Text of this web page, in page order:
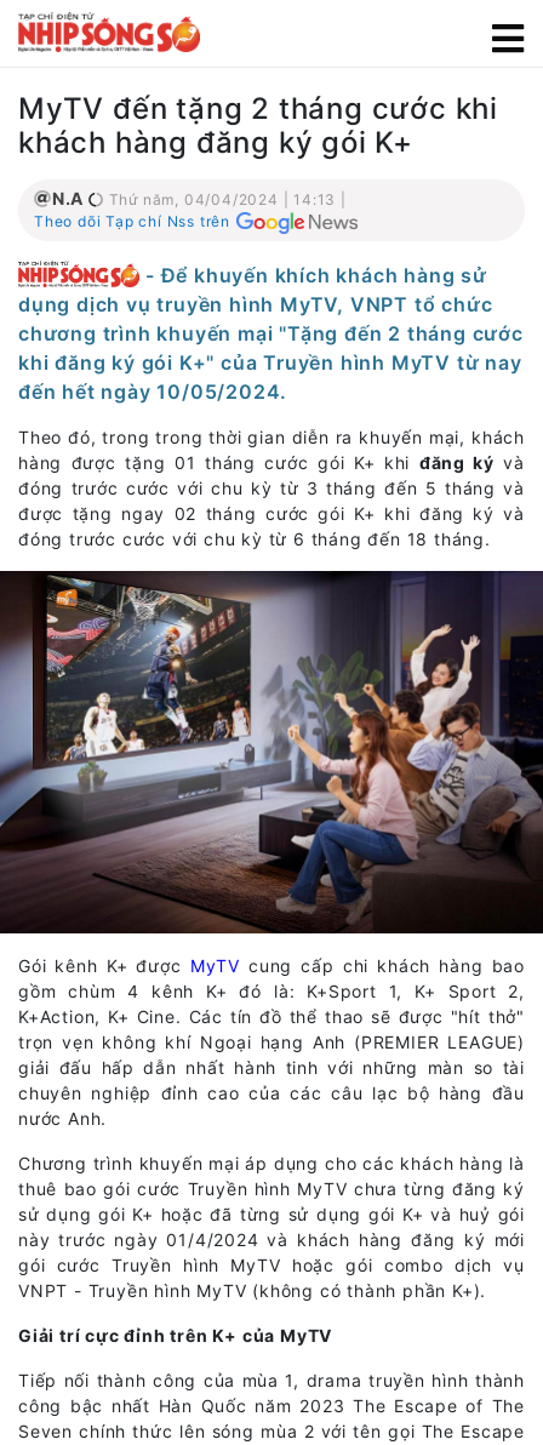
MyTV đến tặng 2 tháng cước khi
khách hàng đăng ký gói K+
N.A
Thứ năm, 04/04/2024 | 14:13 |
Theo dõi Tạp chí Nss trên
- Để khuyến khích khách hàng sử
dụng dịch vụ truyền hình MyTV, VNPT tổ chức
chương trình khuyến mại "Tặng đến 2 tháng cước
khi đăng ký gói K+" của Truyền hình MyTV từ nay
đến hết ngày 10/05/2024.
Theo đó, trong trong thời gian diễn ra khuyến mại, khách
hàng được tặng 01 tháng cước gói K+ khi đăng ký và
đóng trước cước với chu kỳ từ 3 tháng đến 5 tháng và
được tặng ngay 02 tháng cước gói K+ khi đăng ký và
đóng trước cước với chu kỳ từ 6 tháng đến 18 tháng.
Gói kênh K+ được MyTV cung cấp chi khách hàng bao
gồm chùm 4 kênh K+ đó là: K+Sport 1, K+ Sport 2,
K+Action, K+ Cine. Các tín đồ thể thao sẽ được "hít thở"
trọn vẹn không khí Ngoại hạng Anh (PREMIER LEAGUE)
giải đấu hấp dẫn nhất hành tinh với những màn so tài
chuyên nghiệp đỉnh cao của các câu lạc bộ hàng đầu
nước Anh.
Chương trình khuyến mại áp dụng cho các khách hàng là
thuê bao gói cước Truyền hình MyTV chưa từng đăng ký
sử dụng gói K+ hoặc đã từng sử dụng gói K+ và huỷ gói
này trước ngày 01/4/2024 và khách hàng đăng ký mới
gói cước Truyền hình MyTV hoặc gói combo dịch vụ
VNPT - Truyền hình MyTV (không có thành phần K+).
Giải trí cực đỉnh trên K+ của MyTV
Tiếp nối thành công của mùa 1, drama truyền hình thành
công bậc nhất Hàn Quốc năm 2023 The Escape of The
Seven chính thức lên sóng mùa 2 với tên gọi The Escape